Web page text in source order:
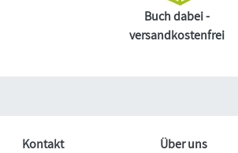
Buch dabei -
versandkostenfrei
Kontakt
Über uns